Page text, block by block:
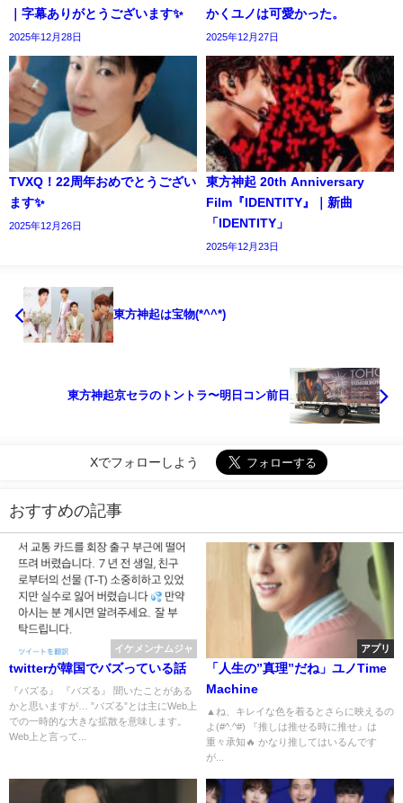
｜字幕ありがとうございます✨️
2025年12月28日
かくユノは可愛かった。
2025年12月27日
TVXQ！22周年おめでとうござい
ます✨️
2025年12月26日
東方神起 20th Anniversary
Film『IDENTITY』｜新曲
「IDENTITY」
2025年12月23日
東方神起は宝物(*^^*)
東方神起京セラのトントラ〜明日コン前日
Xでフォローしよう
おすすめの記事
イケメンナムジャ
twitterが韓国でバズっている話
『バズる』 『バズる』 聞いたことがある
かと思いますが… ”バズる”とは主にWeb上
での一時的な大きな拡散を意味します。
Web上と言って...
アプリ
「人生の”真理”だね」ユノTime
Machine
▲ね、キレイな色を着るとさらに映えるの
よ(#^.^#) 『推しは推せる時に推せ』は
重々承知🔥 かなり推してはいるんです
が...